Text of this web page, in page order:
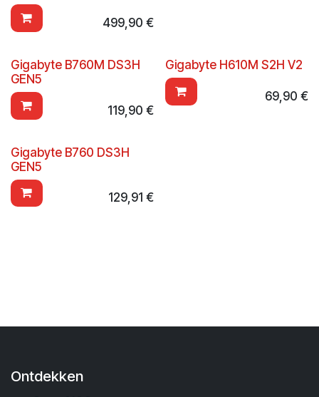
499,90 €
Gigabyte B760M DS3H
GEN5
119,90 €
Gigabyte H610M S2H V2
69,90 €
Gigabyte B760 DS3H
GEN5
129,91 €
Ontdekken